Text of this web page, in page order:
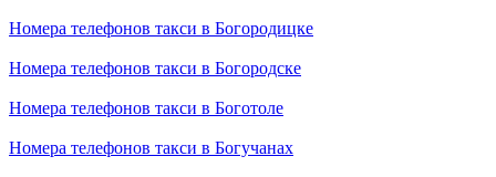
Номера телефонов такси в Богородицке
Номера телефонов такси в Богородске
Номера телефонов такси в Боготоле
Номера телефонов такси в Богучанах